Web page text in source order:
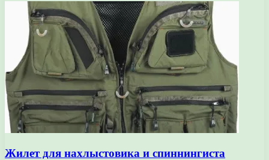
Жилет для нахлыстовика и спиннингиста